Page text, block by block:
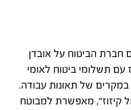
חברת הביטוח על אובדן
תשלומי ביטוח לאומי
במקרים של תאונות עבודה.
קיזוז", מאפשרת למבוטח